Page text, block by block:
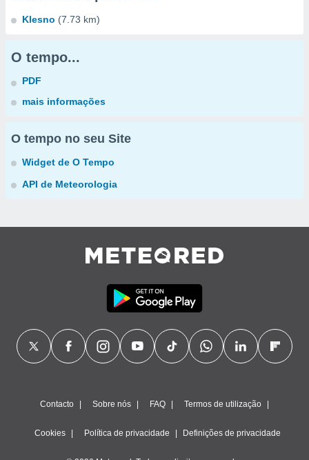
Klesno (7.73 km)
O tempo...
PDF
mais informações
O tempo no seu Site
Widget de O Tempo
API de Meteorologia
Contacto Sobre nós FAQ Termos de utilização
Cookies Política de privacidade Definições de privacidade